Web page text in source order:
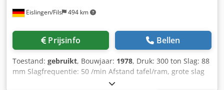
Eislingen/Fils 494 km
Prijsinfo Bellen
Toestand: gebruikt, Bouwjaar: 1978, Druk: 300 ton Slag: 88
mm Slagfrequentie: 50 /min Afstand tafel/ram, grote slag
bovenaan, bovenconst.: 380 mm Tafeloppervlak: 700 x 450